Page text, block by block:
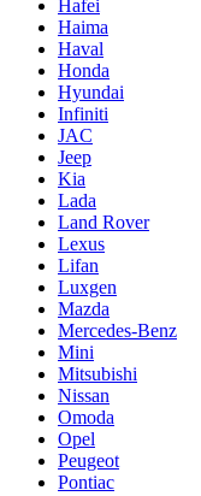
Hafei
Haima
Haval
Honda
Hyundai
Infiniti
JAC
Jeep
Kia
Lada
Land Rover
Lexus
Lifan
Luxgen
Mazda
Mercedes-Benz
Mini
Mitsubishi
Nissan
Omoda
Opel
Peugeot
Pontiac